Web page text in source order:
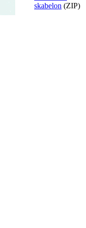
skabelon (ZIP)